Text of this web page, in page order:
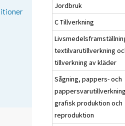
Jordbruk
C Tillverkning
textilvarutillverkning
tillverkning av kläder
Sågning, pappers- och
grafisk produktion och
reproduktion